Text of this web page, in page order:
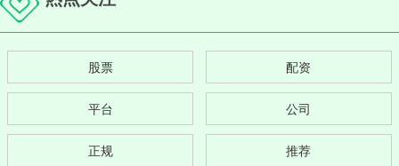
股票 配资
平台 公司
正规 推荐